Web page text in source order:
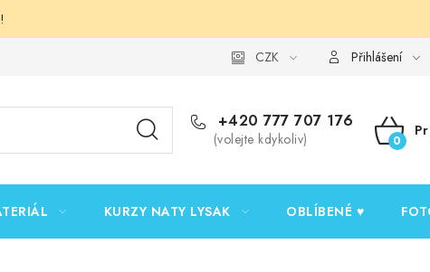
Podmínky ochrany osobních údajů
CZK Přihlášení
+420 777 707 176
(volejte kdykoliv)
KURZY NATY LYSAK OBLÍBENÉ ♥️